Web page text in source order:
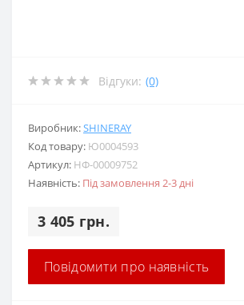
Відгуки: (0)
Виробник:SHINERAY
Код товару: Ю0004593
Артикул: НФ-00009752
Наявність: Під замовлення 2-3 дні
3 405 грн.
Повідомити про наявність